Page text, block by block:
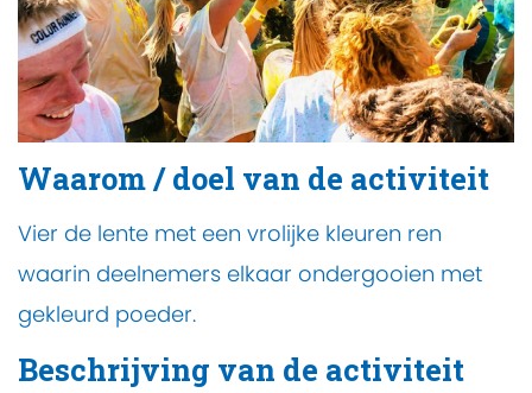
Waarom / doel van de activiteit
Vier de lente met een vrolijke kleuren ren
waarin deelnemers elkaar ondergooien met
gekleurd poeder.
Beschrijving van de activiteit